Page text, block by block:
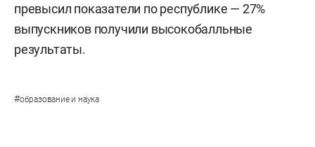
превысил показатели по республике — 27%
выпускников получили высокобалльные
результаты.
#образование и наука